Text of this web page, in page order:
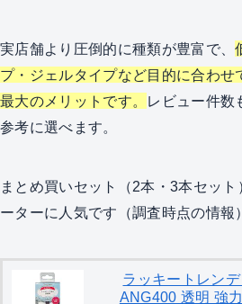
実店舗より圧倒的に種類が豊富で、
プ・ジェルタイプなど目的に合わせ
最大のメリットです。 レビュー件数
参考に選べます。
まとめ買いセット（2本・3本セッ
ーターに人気です（調査時点の情報
ラッキートレン
ANG400 透明 強